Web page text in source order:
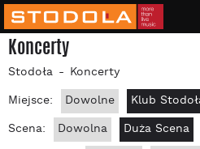
Koncerty
Stodoła
Koncerty
Miejsce:
Dowolne Klub
Scena:
Dowolna Duża Scena